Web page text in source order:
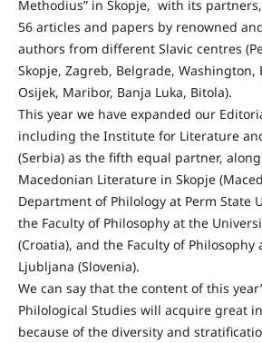
Methodius” in Skopje, with its
56 articles and papers by renowned
authors from different Slavic centres
Skopje, Zagreb, Belgrade, Washington,
Osijek, Maribor, Banja Luka, Bitola).
This year we have expanded our
including the Institute for Literature
(Serbia) as the fifth equal partner,
Macedonian Literature in Skopje
Department of Philology at Perm State
the Faculty of Philosophy at the
(Croatia), and the Faculty of
Ljubljana (Slovenia).
We can say that the content of this
Philological Studies will acquire great
because of the diversity and